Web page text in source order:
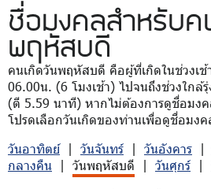
ชื่อมงคลสำหรับค
พฤหัสบดี
คนเกิดวันพฤหัสบดี คือผู้ที่เกิดในช่วงเ
06.00น. (6 โมงเช้า) ไปจนถึงช่วงใกล้
(ตี 5.59 นาที) หากไม่ต้องการดูชื่อมง
โปรดเลือกวันเกิดของท่านเพื่อดูชื่อมง
วันอาทิตย์| วันจันทร์ | วันอังคาร |
กลางคืน | วันพฤหัสบดี | วันศุกร์ |